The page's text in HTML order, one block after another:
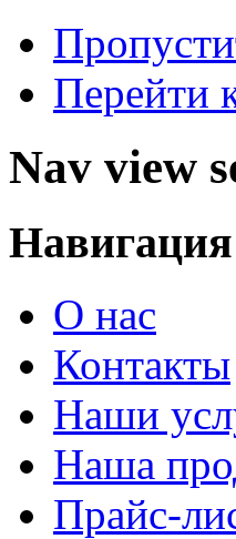
Перейти
Nav view
Навигация
О нас
Контакты
Наши
Наша
Прайс-